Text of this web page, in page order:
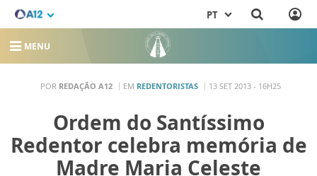
PT
MENU
POR REDAÇÃO A12 EM REDENTORISTAS 13 SET 2013 - 16H25
Ordem do Santíssimo
Redentor celebra memória de
Madre Maria Celeste